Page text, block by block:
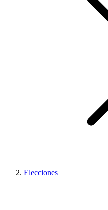
Elecciones